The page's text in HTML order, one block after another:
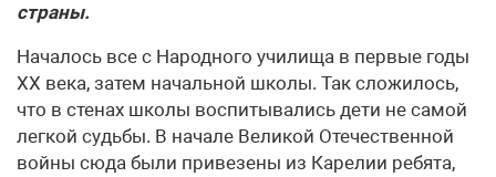
страны.
Началось все с Народного училища в первые годы
ХХ века, затем начальной школы. Так сложилось,
что в стенах школы воспитывались дети не самой
легкой судьбы. В начале Великой Отечественной
войны сюда были привезены из Карелии ребята,